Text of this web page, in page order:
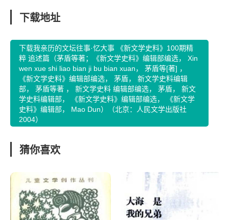
下载地址
下载我亲历的文坛往事·忆大事 《新文学史料》100期精
粹 追述篇（茅盾等著；《新文学史料》编辑部编选， Xin
wen xue shi liao bian ji bu bian xuan， 茅盾等[著] ，
《新文学史料》编辑部编选， 茅盾， 新文学史料编辑
部， 茅盾等著 ， 新文学史料 编辑部编选， 茅盾， 新文
学史料编辑部， 《新文学史料》编辑部编选， 《新文学
史料》编辑部， Mao Dun）（北京：人民文学出版社
2004）
猜你喜欢